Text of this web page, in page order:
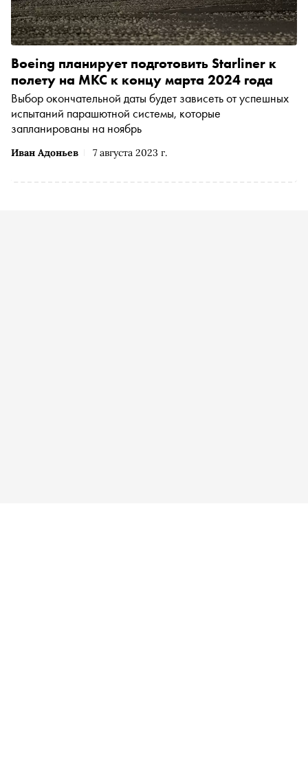
Иван Адоньев 7 августа 2023 г.
Boeing планирует подготовить Starliner к
полету на МКС к концу марта 2024 года
Выбор окончательной даты будет зависеть от успешных
испытаний парашютной системы, которые
запланированы на ноябрь